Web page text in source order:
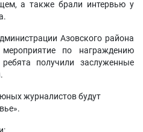
а также брали интервью у
Азовского района
мероприятие по награждению
получили заслуженные
журналистов будут